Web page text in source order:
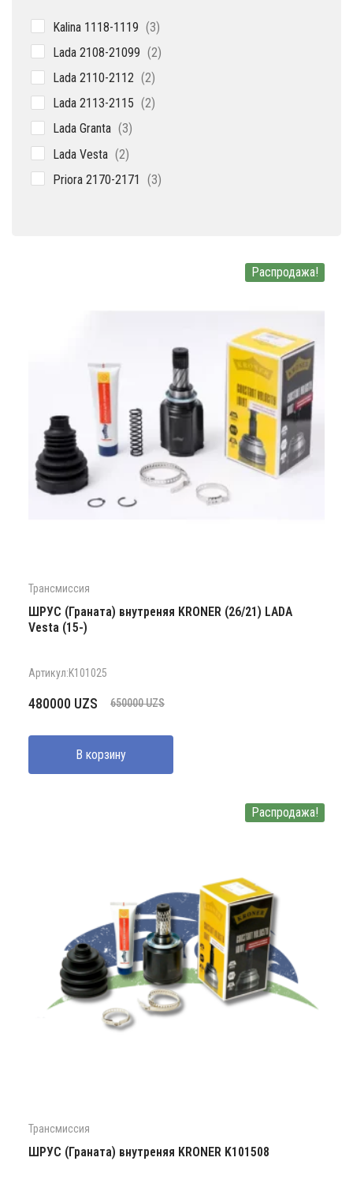
Kalina 1118-1119 33
Lada 2108-21099 22
Lada 2110-2112 22
Lada 2113-2115 22
Lada Granta 33
Lada Vesta 22
Priora 2170-2171 33
Распродажа!
Трансмиссия
ШРУС (Граната) внутреняя KRONER (26/21) LADA
Vesta (15-)
Артикул:K101025
650000UZS
Первоначальная
составляла
650000 UZS.
480000 UZS
Текущая
480000 UZS.
В корзину
Распродажа!
Трансмиссия
ШРУС (Граната) внутреняя KRONER K101508